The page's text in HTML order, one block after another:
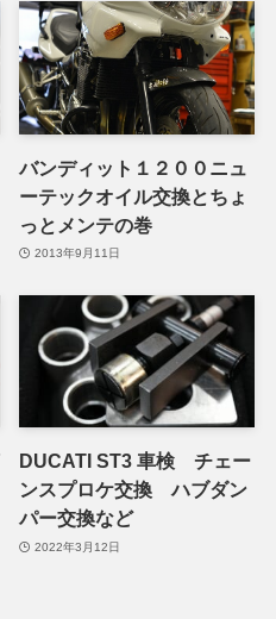
バンディット１２００ニュ
ーテックオイル交換とちょ
っとメンテの巻
2013年9月11日
DUCATI ST3 車検 チェー
ンスプロケ交換 ハブダン
パー交換など
2022年3月12日